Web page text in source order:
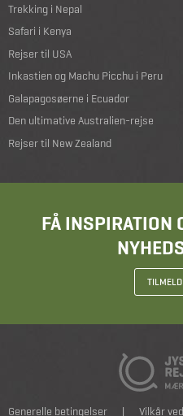
Trekking i Nepal
Safari i Kenya
Rejser til USA
Inkastien og Machu Picchu i Peru
Galapagosøerne i Ecuador
Den ultimative Australien-rejse
Rejser til New Zealand
FÅ INSPIRATION
Generelle betingelser | Vilkår